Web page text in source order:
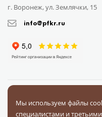
г. Воронеж, ул. Землячки, 15
info@pfkr.ru
О компании
Поставщикам
Блог
Мы используем файлы
специалистами и